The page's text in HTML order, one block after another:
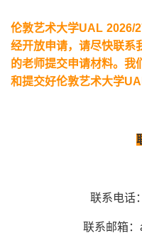
伦敦艺术大学UAL 2026/
经开放申请，请尽快联系
的老师提交申请材料。我
和提交好伦敦艺术大学
联系电话
联系邮箱